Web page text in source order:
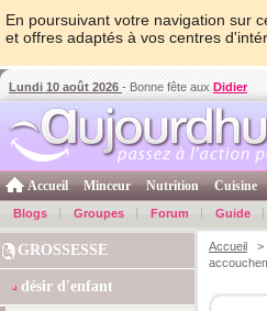
En poursuivant votre navigation sur
et offres adaptés à vos centres
Lundi 10 août 2026 - Bonne fête aux Didier
Accueil Minceur Nutrition Cuisine
Blogs Groupes Forum Guide
GROSSESSE
désir d'enfant
Accueil >